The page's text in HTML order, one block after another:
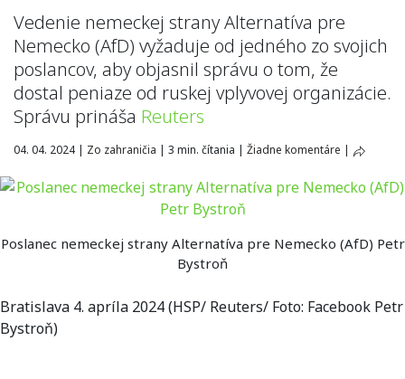
Vedenie nemeckej strany Alternatíva pre
Nemecko (AfD) vyžaduje od jedného zo svojich
poslancov, aby objasnil správu o tom, že
dostal peniaze od ruskej vplyvovej organizácie.
Správu prináša Reuters
04. 04. 2024 | Zo zahraničia | 3 min. čítania | Žiadne komentáre |
Poslanec nemeckej strany Alternatíva pre Nemecko (AfD) Petr
Bystroň
Bratislava 4. apríla 2024 (HSP/ Reuters/ Foto: Facebook Petr
Bystroň)